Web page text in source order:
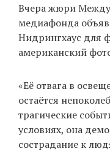
Вчера жюри
медиафонда
Нидрингхаус для
американский
«Её отвага в
остаётся
трагические
условиях, она
сострадание к